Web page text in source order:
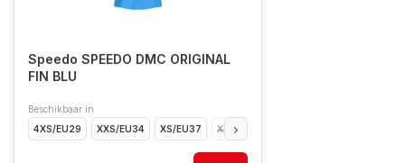
Speedo SPEEDO DMC ORIGINAL
FIN BLU
Beschikbaar in
4XS/EU29
XXS/EU34 XS/EU37 XXXS/EU31